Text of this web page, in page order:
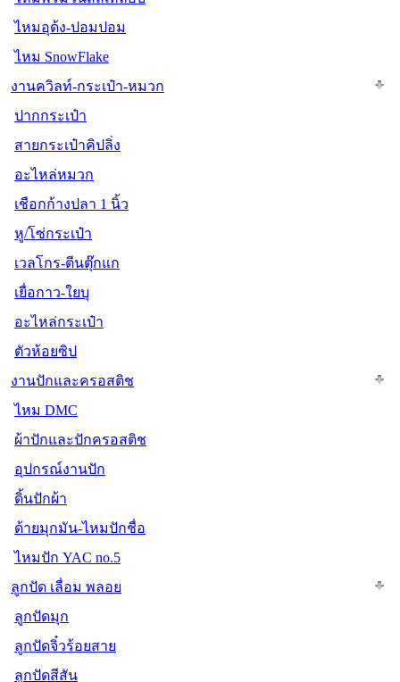
ไหมอุด้ง-ปอมปอม
ไหม SnowFlake
งานควิลท์-กระเป๋า-หมวก
ปากกระเป๋า
สายกระเป๋าคิปลิ่ง
อะไหล่หมวก
เชือกก้างปลา 1 นิ้ว
หู/โซ่กระเป๋า
เวลโกร-ตีนตุ๊กแก
เยื่อกาว-ใยบุ
อะไหล่กระเป๋า
ตัวห้อยซิป
งานปักและครอสติช
ไหม DMC
ผ้าปักและปักครอสติช
อุปกรณ์งานปัก
ดิ้นปักผ้า
ด้ายมุกมัน-ไหมปักชื่อ
ไหมปัก YAC no.5
ลูกปัด เลื่อม พลอย
ลูกปัดมุก
ลูกปัดจิ๋วร้อยสาย
ลูกปัดสีสัน